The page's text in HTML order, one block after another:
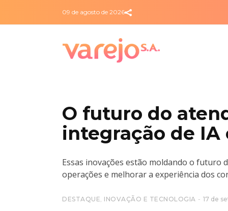
09 de agosto de 2026
O futuro do
integração de IA
Essas inovações estão moldando o
operações e melhorar a experiência dos
DESTAQUE, INOVAÇÃO E TECNOLOGIA 17 de